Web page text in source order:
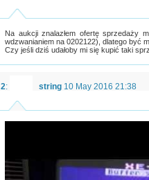
Na aukcji znalazłem ofertę sprzedaży
wdzwanianiem na 0202122), dlatego być
Czy jeśli dziś udałoby mi się kupić taki
2: string 10 May 2016 21:38